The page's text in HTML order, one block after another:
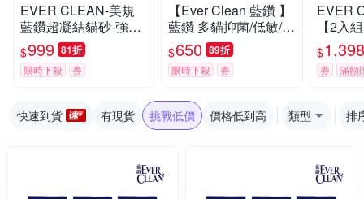
EVER CLEAN-美規
藍鑽超凝結貓砂-強效
低敏結塊貓砂 42LB(1
9kg)=綠標★
$999 81折
限時下殺 券
【Ever Clean 藍鑽 】
藍鑽 多貓抑菌/低敏/除
臭貓砂8.5kg -( 除臭/
抑味/ 凝結/長效淨味2
1天)
$650 89折
限時下殺 券
EVER
【2入
抑菌/
$1,398
券 滿額
快速到貨 有現貨 挑戰低價 價格低到高 類型 排